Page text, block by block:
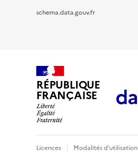
schema.data.gouv.fr
RÉPUBLIQUE
FRANÇAISE
Licences Modalités d'utilisation